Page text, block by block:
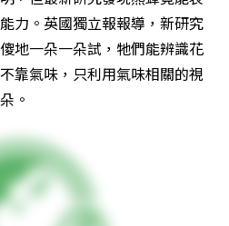
力。英國獨立報報導，新研究
地一朵一朵試，牠們能辨識花
靠氣味，只利用氣味相關的視
。